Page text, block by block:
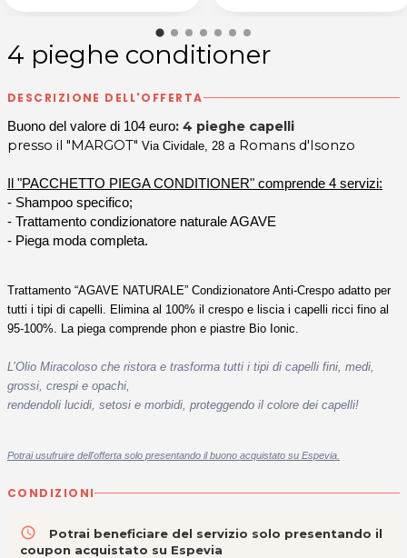
4 pieghe conditioner
DESCRIZIONE DELL'OFFERTA
Buono del valore di 104 euro: 4 pieghe capelli
presso il "MARGOT" Via Cividale, 28 a Romans d'Isonzo
Il "PACCHETTO PIEGA CONDITIONER" comprende 4 servizi:
- Shampoo specifico;
- Trattamento condizionatore naturale AGAVE
- Piega moda completa.
Trattamento “AGAVE NATURALE” Condizionatore Anti-Crespo adatto per
tutti i tipi di capelli. Elimina al 100% il crespo e liscia i capelli ricci fino al
95-100%. La piega comprende phon e piastre Bio Ionic.
L’Olio Miracoloso che ristora e trasforma tutti i tipi di capelli fini, medi,
grossi, crespi e opachi,
rendendoli lucidi, setosi e morbidi, proteggendo il colore dei capelli!
Potrai usufruire dell'offerta solo presentando il buono acquistato su Espevia.
CONDIZIONI
access_time
Potrai beneficiare del servizio solo presentando il
coupon acquistato su Espevia